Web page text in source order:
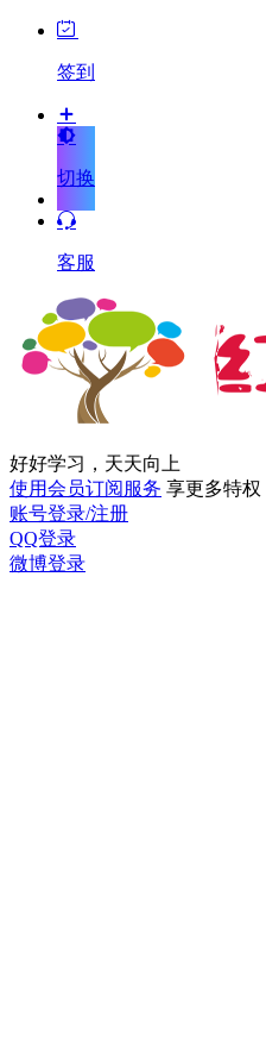
签到
切换
客服
好好学习，天天向上
使用会员订阅服务 享更多特
账号登录/注册
QQ登录
微博登录